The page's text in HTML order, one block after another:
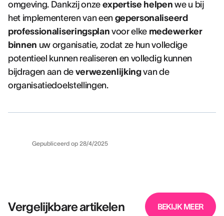
omgeving. Dankzij onze expertise helpen we u bij
het implementeren van een gepersonaliseerd
professionaliseringsplan voor elke medewerker
binnen uw organisatie, zodat ze hun volledige
potentieel kunnen realiseren en volledig kunnen
bijdragen aan de verwezenlijkingvan de
organisatiedoelstellingen.
Gepubliceerd op 28/4/2025
Vergelijkbare artikelen BEKIJK MEER